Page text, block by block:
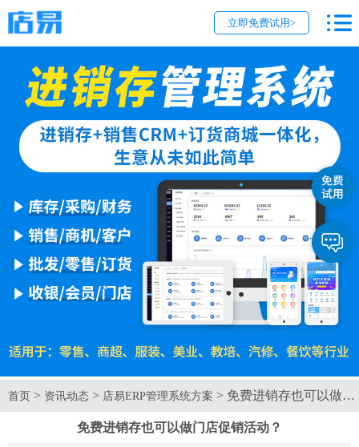
立即免费试用>
首页 > 资讯动态 > 店易ERP管理系统方案 > 免费进销存也可以做
免费进销存也可以做门店促销活动？